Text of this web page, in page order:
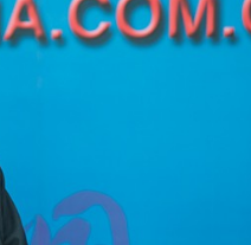
包
養